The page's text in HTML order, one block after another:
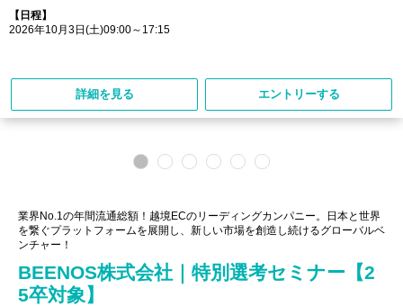
【日程】
2026年10月3日(土)09:00～17:15
詳細を見る エントリーする
業界No.1の年間流通総額！越境ECのリーディングカンパニー。日本と世界
を繋ぐプラットフォームを展開し、新しい市場を創造し続けるグローバルベ
ンチャー！
BEENOS株式会社｜特別選考セミナー【2
5卒対象】